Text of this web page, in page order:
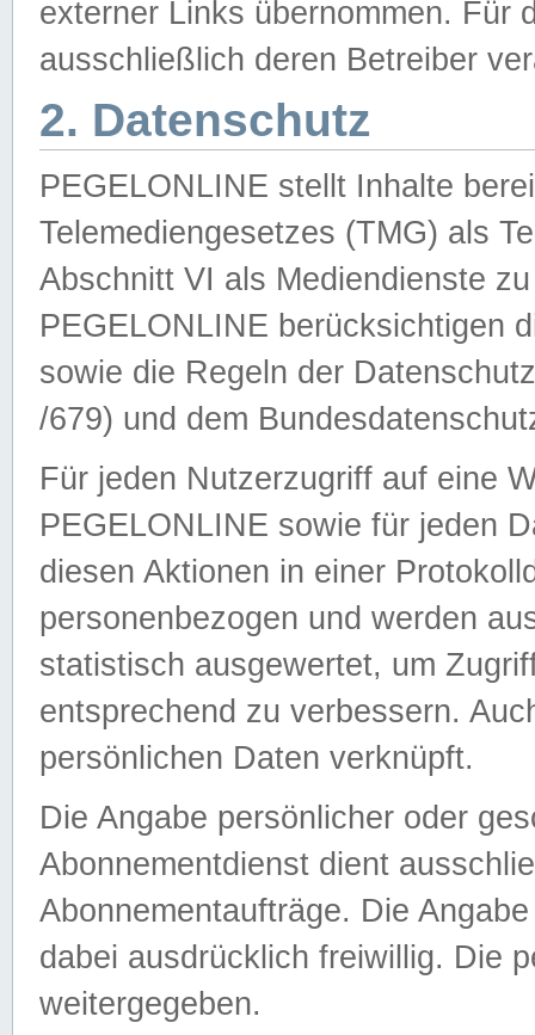
externer Links übernommen. Für
ausschließlich deren Betreiber
2. Datenschutz
PEGELONLINE stellt Inhalte
Telemediengesetzes (TMG) als
Abschnitt VI als Mediendienste
PEGELONLINE berücksichtigen
sowie die Regeln der
/679) und dem
Für jeden Nutzerzugriff auf eine
PEGELONLINE sowie für jeden
diesen Aktionen in einer
personenbezogen und werden
statistisch ausgewertet, um
entsprechend zu verbessern.
persönlichen Daten verknüpft.
Die Angabe persönlicher oder
Abonnementdienst dient
Abonnementaufträge. Die
dabei ausdrücklich freiwillig. Die
weitergegeben.